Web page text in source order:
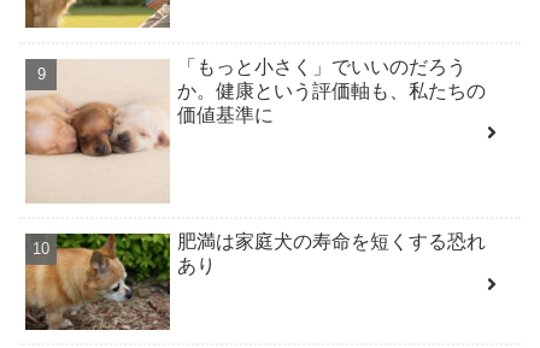
「もっと小さく」でいいのだろう
か。健康という評価軸も、私たちの
価値基準に
肥満は家庭犬の寿命を短くする恐れ
あり